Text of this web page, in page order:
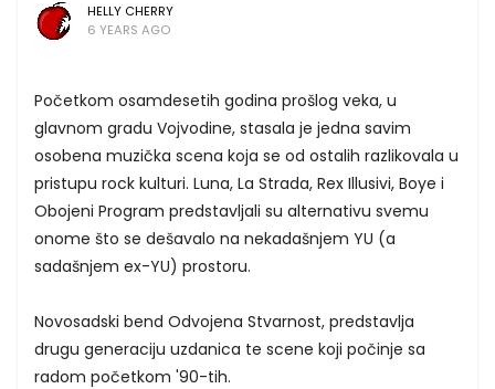
HELLY CHERRY
6 YEARS AGO
Početkom osamdesetih godina prošlog veka, u
glavnom gradu Vojvodine, stasala je jedna savim
osobena muzička scena koja se od ostalih razlikovala u
pristupu rock kulturi. Luna, La Strada, Rex Illusivi, Boye i
Obojeni Program predstavljali su alternativu svemu
onome što se dešavalo na nekadašnjem YU (a
sadašnjem ex-YU) prostoru.
Novosadski bend Odvojena Stvarnost, predstavlja
drugu generaciju uzdanica te scene koji počinje sa
radom početkom '90-tih.